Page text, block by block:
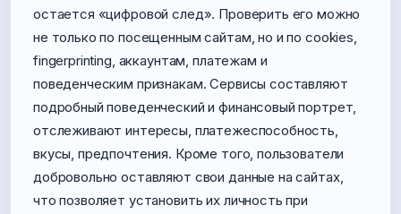
остается «цифровой след». Проверить его можно
не только по посещенным сайтам, но и по cookies,
fingerprinting, аккаунтам, платежам и
поведенческим признакам. Сервисы составляют
подробный поведенческий и финансовый портрет,
отслеживают интересы, платежеспособность,
вкусы, предпочтения. Кроме того, пользователи
добровольно оставляют свои данные на сайтах,
что позволяет установить их личность при